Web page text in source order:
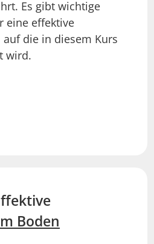
Es gibt wichtige
eine effektive
die in diesem Kurs
wird.
Boden